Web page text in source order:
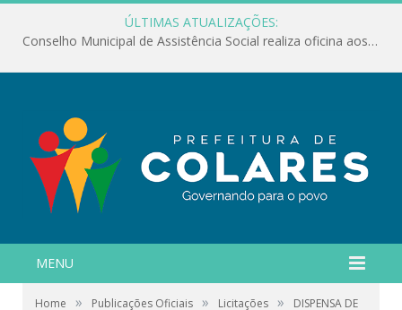
ÚLTIMAS ATUALIZAÇÕES:
Conselho Municipal de Assistência Social realiza oficina aos servidores
MENU
Home » Publicações Oficiais » Licitações »
DISPENSA DE